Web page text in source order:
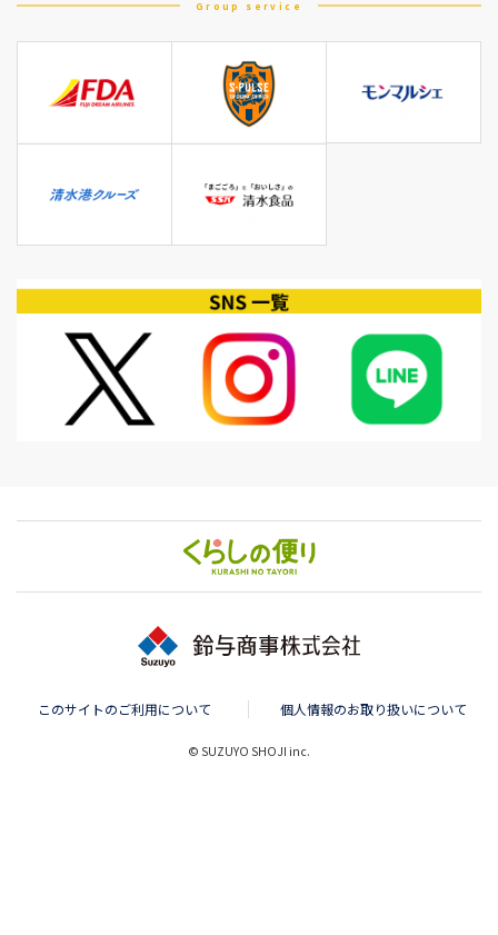
Group service
このサイトのご利用について 個人情報のお取り扱いについて
© SUZUYO SHOJI inc.